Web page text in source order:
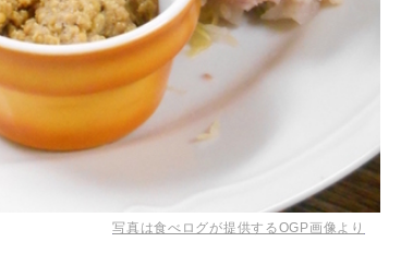
写真は食べログが提供するOGP画像より